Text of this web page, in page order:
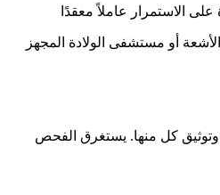
الاستمرار عاملاً معقدًا
أو مستشفى الولادة المجهز
كل منها. يستغرق الفحص